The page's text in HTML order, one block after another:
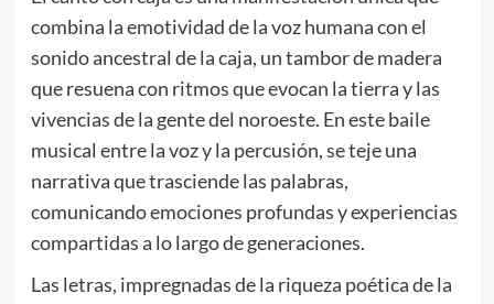
combina la emotividad de la voz humana con el
sonido ancestral de la caja, un tambor de madera
que resuena con ritmos que evocan la tierra y las
vivencias de la gente del noroeste. En este baile
musical entre la voz y la percusión, se teje una
narrativa que trasciende las palabras,
comunicando emociones profundas y experiencias
compartidas a lo largo de generaciones.
Las letras, impregnadas de la riqueza poética de la